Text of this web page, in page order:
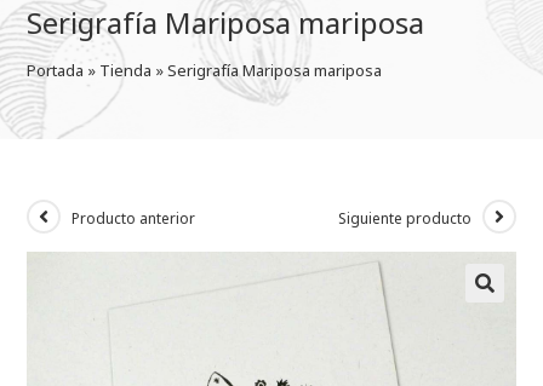
Serigrafía Mariposa mariposa
Portada » Tienda » Serigrafía Mariposa mariposa
Producto anterior Siguiente producto